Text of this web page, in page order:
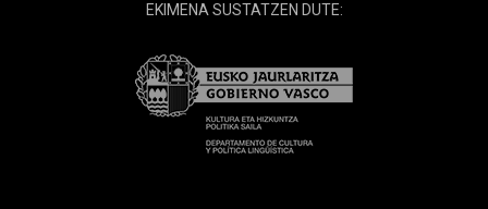
EKIMENA SUSTATZEN DUTE: